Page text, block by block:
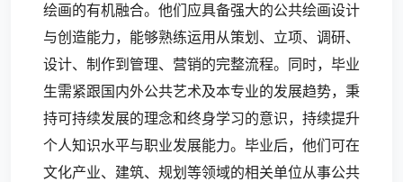
绘画的有机融合。他们应具备强大的公共绘画设计
与创造能力，能够熟练运用从策划、立项、调研、
设计、制作到管理、营销的完整流程。同时，毕业
生需紧跟国内外公共艺术及本专业的发展趋势，秉
持可持续发展的理念和终身学习的意识，持续提升
个人知识水平与职业发展能力。毕业后，他们可在
文化产业、建筑、规划等领域的相关单位从事公共